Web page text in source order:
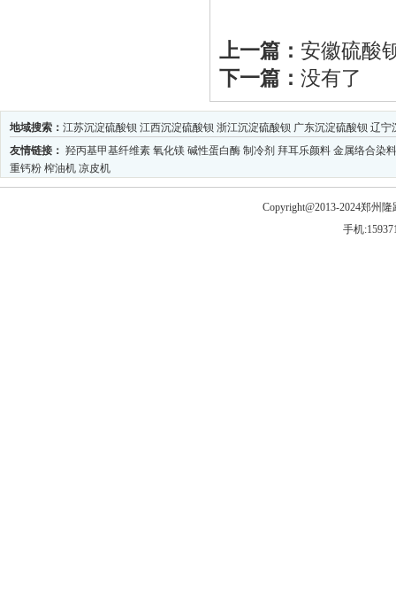
上一篇： 安徽硫酸
下一篇： 没有了
地域搜索： 江苏沉淀硫酸钡 江西沉淀硫酸钡 浙江沉淀硫酸钡 广东沉淀硫酸钡 辽宁
友情链接： 羟丙基甲基纤维素 氧化镁 碱性蛋白酶 制冷剂 拜耳乐颜料 金属络合染料
重钙粉 榨油机 凉皮机
Copyright@2013-2024郑州
手机: